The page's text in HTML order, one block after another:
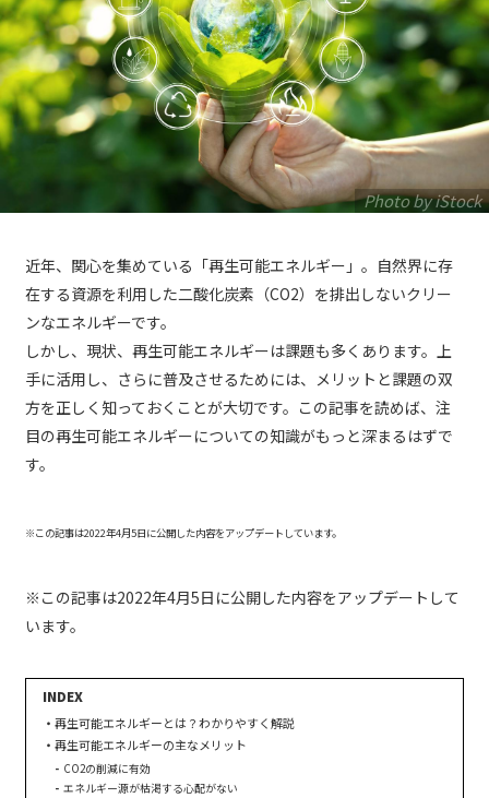
Photo by iStock
近年、関心を集めている「再生可能エネルギー」。自然界に存
在する資源を利用した二酸化炭素（CO2）を排出しないクリー
ンなエネルギーです。
しかし、現状、再生可能エネルギーは課題も多くあります。上
手に活用し、さらに普及させるためには、メリットと課題の双
方を正しく知っておくことが大切です。この記事を読めば、注
目の再生可能エネルギーについての知識がもっと深まるはずで
す。
※この記事は2022年4月5日に公開した内容をアップデートしています。
※この記事は2022年4月5日に公開した内容をアップデートして
います。
再生可能エネルギーとは？わかりやすく解説
再生可能エネルギーの主なメリット
CO2の削減に有効
エネルギー源が枯渇する心配がない